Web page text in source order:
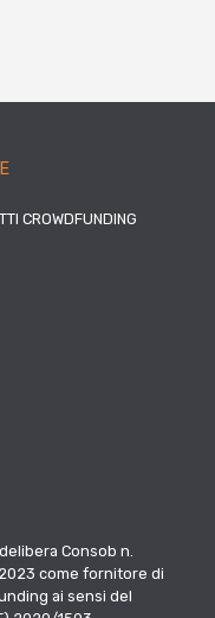
CROWDFUNDING
Consob n.
come fornitore di
ai sensi del